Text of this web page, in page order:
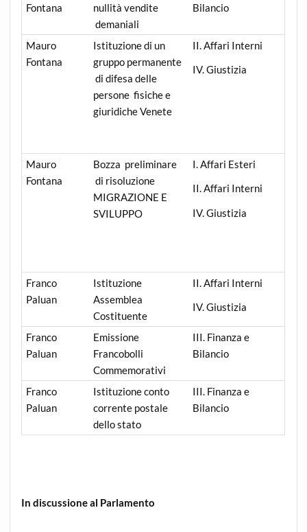
Fontana
nullità vendite
demaniali
Bilancio
Mauro
Fontana
Istituzione di un
gruppo permanente
di difesa delle
persone fisiche e
giuridiche Venete
II. Affari Interni
IV. Giustizia
Mauro
Fontana
Bozza preliminare
di risoluzione
MIGRAZIONE E
SVILUPPO
I. Affari Esteri
II. Affari Interni
IV. Giustizia
Franco
Paluan
Istituzione
Assemblea
Costituente
II. Affari Interni
IV. Giustizia
Franco
Paluan
Emissione
Francobolli
Commemorativi
III. Finanza e
Bilancio
Franco
Paluan
Istituzione conto
corrente postale
dello stato
III. Finanza e
Bilancio
In discussione al Parlamento